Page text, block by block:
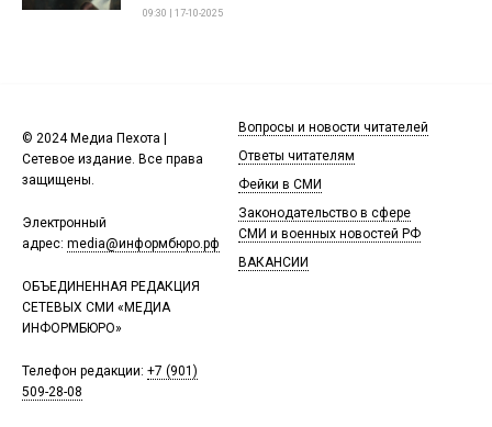
09:30 | 17-10-2025
© 2024 Медиа Пехота |
Сетевое издание. Все права
защищены.
Электронный
адрес: media@информбюро.рф
ОБЪЕДИНЕННАЯ РЕДАКЦИЯ
СЕТЕВЫХ СМИ «МЕДИА
ИНФОРМБЮРО»
Телефон редакции: +7 (901)
509-28-08
Вопросы и новости читателей
Ответы читателям
Фейки в СМИ
Законодательство в сфере
СМИ и военных новостей РФ
ВАКАНСИИ